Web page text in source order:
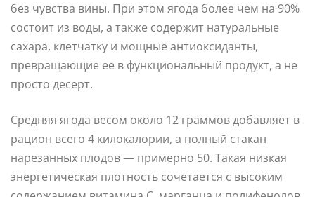
без чувства вины. При этом ягода более чем на 90%
состоит из воды, а также содержит натуральные
сахара, клетчатку и мощные антиоксиданты,
превращающие ее в функциональный продукт, а не
просто десерт.
Средняя ягода весом около 12 граммов добавляет в
рацион всего 4 килокалории, а полный стакан
нарезанных плодов — примерно 50. Такая низкая
энергетическая плотность сочетается с высоким